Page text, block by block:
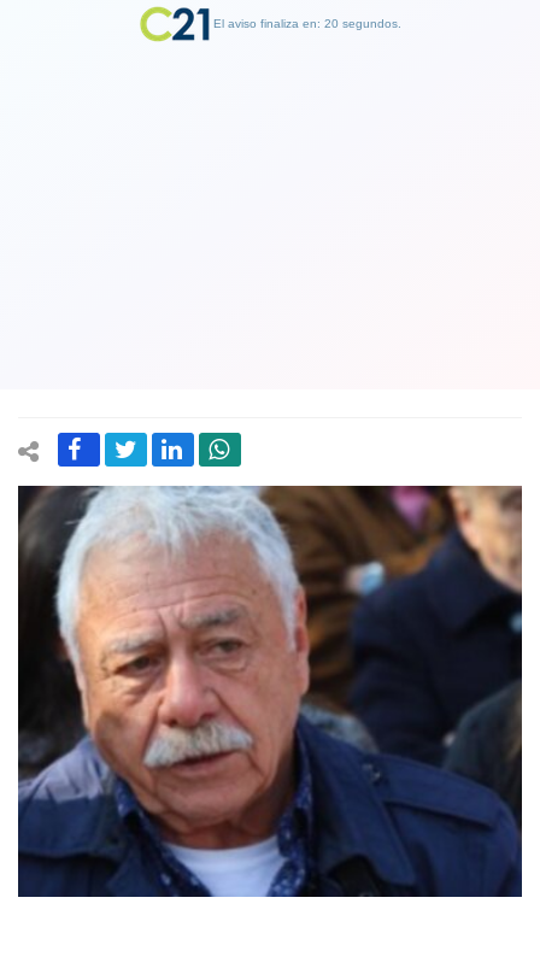
El aviso finaliza en: 19 segundos.